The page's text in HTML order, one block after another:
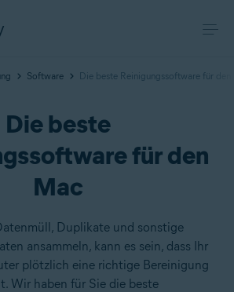
Software Die beste Reinigungssoftware für den
Die beste
für den
Mac
Duplikate und sonstige
ansammeln, kann es sein, dass Ihr
plötzlich eine richtige Bereinigung
Wir haben für Sie die beste